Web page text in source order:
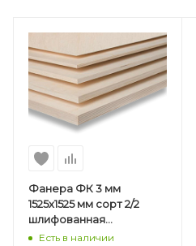
Фанера ФК 3 мм
1525х1525 мм сорт 2/2
шлифованная
березовая
Есть в наличии